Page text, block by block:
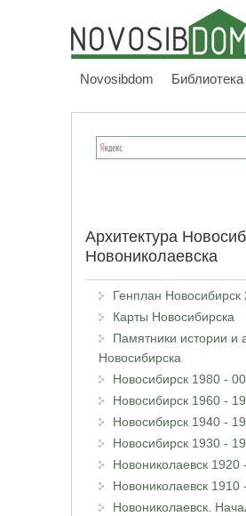
Novosibdom Библиотека
Архитектура
Новониколаевска
Генплан Новосибирск
Карты Новосибирска
Памятники истории и
Новосибирска
Новосибирск 1980 -
Новосибирск 1960 -
Новосибирск 1940 -
Новосибирск 1930 -
Новониколаевск 1920
Новониколаевск 1910
Новониколаевск.